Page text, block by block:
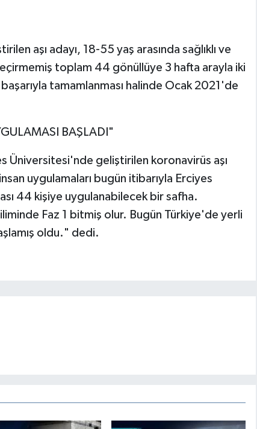
aşı adayı, 18-55 yaş arasında sağlıklı ve
toplam 44 gönüllüye 3 hafta arayla iki
başarıyla tamamlanması halinde Ocak 2021'de
BAŞLADI"
Üniversitesi'nde geliştirilen koronavirüs aşı
uygulamaları bugün itibarıyla Erciyes
44 kişiye uygulanabilecek bir safha.
Faz 1 bitmiş olur. Bugün Türkiye'de yerli
oldu." dedi.